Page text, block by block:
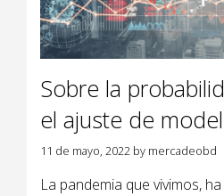
Sobre la
el ajuste de
11 de mayo, 2022 by mercadeobd
La pandemia que vivimos,